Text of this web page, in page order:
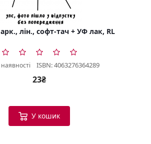
лін., софт-тач + УФ лак, RL
ISBN: 4063276364289
23₴
У кошик